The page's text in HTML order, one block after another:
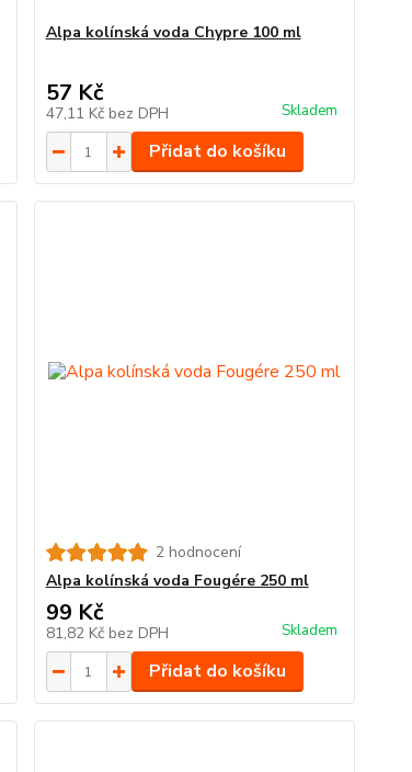
Alpa kolínská voda Chypre 100 ml
57 Kč
47,11 Kč bez DPH Skladem
Přidat do košíku
2 hodnocení
Alpa kolínská voda Fougére 250 ml
99 Kč
81,82 Kč bez DPH Skladem
Přidat do košíku